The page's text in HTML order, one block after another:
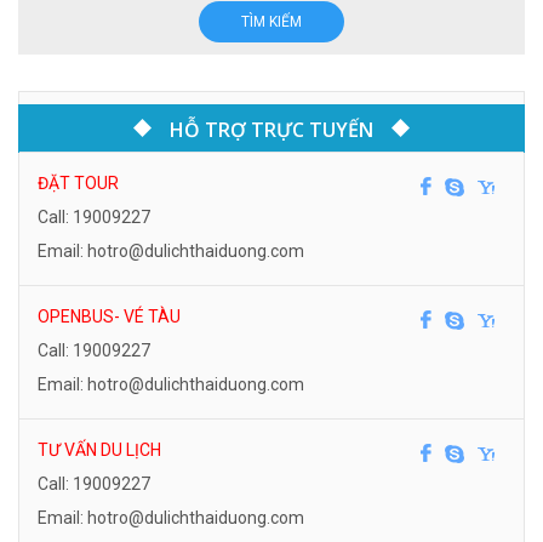
TÌM KIẾM
HỖ TRỢ TRỰC TUYẾN
ĐẶT TOUR
Call: 19009227
Email: hotro@dulichthaiduong.com
OPENBUS- VÉ TÀU
Call: 19009227
Email: hotro@dulichthaiduong.com
TƯ VẤN DU LỊCH
Call: 19009227
Email: hotro@dulichthaiduong.com